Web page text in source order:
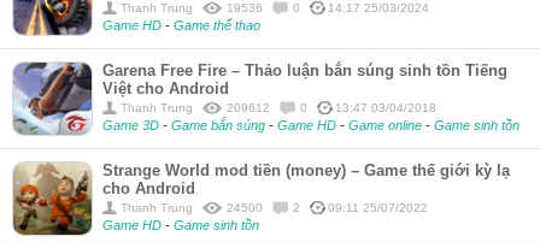
Thanh Trung 19536 0 14:17 25/03/2024
Game HD - Game thể thao
Garena Free Fire – Thảo luận bắn súng sinh tồn Tiếng
Việt cho Android
Thanh Trung 209612 0 13:47 03/04/2018
Game 3D - Game bắn súng - Game HD - Game online - Game sinh tồn
Strange World mod tiền (money) – Game thế giới kỳ lạ
cho Android
Thanh Trung 24500 2 09:11 25/07/2022
Game HD - Game sinh tồn